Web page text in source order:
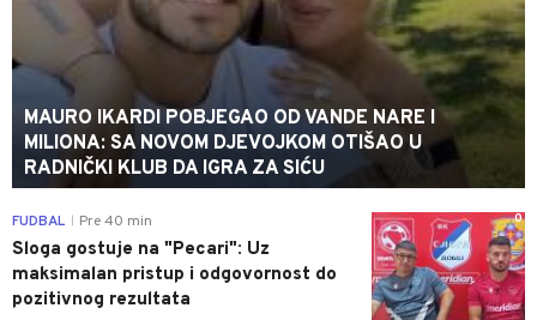
MAURO IKARDI POBJEGAO OD VANDE NARE I
MILIONA: SA NOVOM DJEVOJKOM OTIŠAO U
RADNIČKI KLUB DA IGRA ZA SIĆU
0
FUDBAL Pre 40 min
Sloga gostuje na "Pecari": Uz
maksimalan pristup i odgovornost do
pozitivnog rezultata